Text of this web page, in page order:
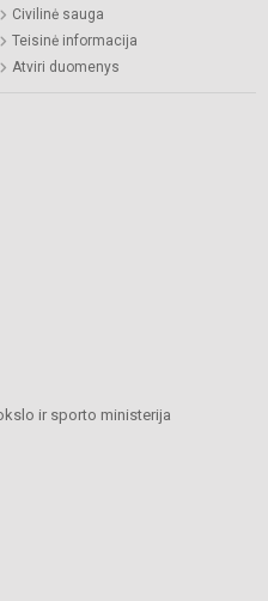
Civilinė sauga
Teisinė informacija
Atviri duomenys
ir sporto ministerija